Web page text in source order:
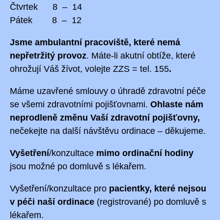
Čtvrtek 8 – 14
Pátek 8 – 12
Jsme ambulantní pracoviště, které nemá
nepřetržitý provoz. Máte-li akutní obtíže, které
ohrožují Váš žívot, volejte ZZS = tel. 155.
Máme uzavřené smlouvy o úhradě zdravotní péče
se všemi zdravotními pojišťovnami. Ohlaste nám
neprodleně změnu Vaší zdravotní pojišťovny,
nečekejte na další návštěvu ordinace – děkujeme.
Vyšetření/konzultace mimo ordinační hodiny
jsou možné po domluvě s lékařem.
Vyšetření/konzultace pro pacientky, které nejsou
v péči naší ordinace (registrované) po domluvě s
lékařem.